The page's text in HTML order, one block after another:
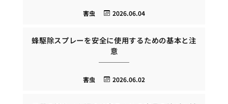
2026.06.04
害虫
蜂駆除スプレーを安全に使用するための基本と注
意
2026.06.02
害虫